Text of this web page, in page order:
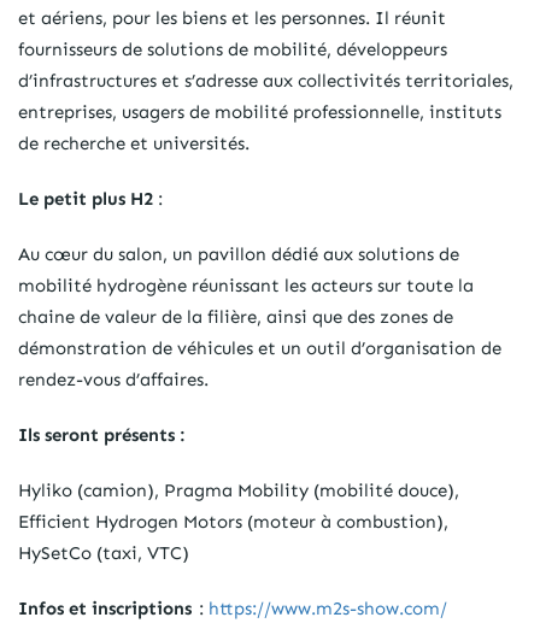
et aériens, pour les biens et les personnes. Il réunit
fournisseurs de solutions de mobilité, développeurs
d’infrastructures et s’adresse aux collectivités territoriales,
entreprises, usagers de mobilité professionnelle, instituts
de recherche et universités.
Le petit plus H2 :
Au cœur du salon, un pavillon dédié aux solutions de
mobilité hydrogène réunissant les acteurs sur toute la
chaine de valeur de la filière, ainsi que des zones de
démonstration de véhicules et un outil d’organisation de
rendez-vous d’affaires.
Ils seront présents :
Hyliko (camion), Pragma Mobility (mobilité douce),
Efficient Hydrogen Motors (moteur à combustion),
HySetCo (taxi, VTC)
Infos et inscriptions : https://www.m2s-show.com/